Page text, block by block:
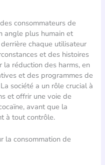
consommateurs de
angle plus humain et
chaque utilisateur
et des histoires
la réduction des harms, en
et des programmes de
société a un rôle crucial à
et offrir une voie de
avant que la
à tout contrôle.
la consommation de